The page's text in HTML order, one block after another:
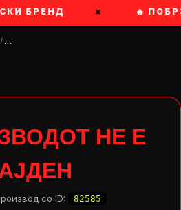
БРЕНД × 🔥
/…
НЕ Е
со ID: 82585